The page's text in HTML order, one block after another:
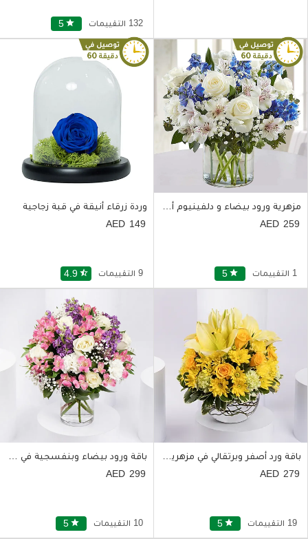
5 star 132 التقييمات
مزهرية ورود بيضاء و دلفينيوم أزرق
259
5 star 1 التقييمات
وردة زرقاء أنيقة في قبة زجاجية
149
4.9 star_half 9 التقييمات
باقة ورد أصفر وبرتقالي في مزهرية زجاجية أنيقة
279
5 star 19 التقييمات
299
5 star 10 التقييمات